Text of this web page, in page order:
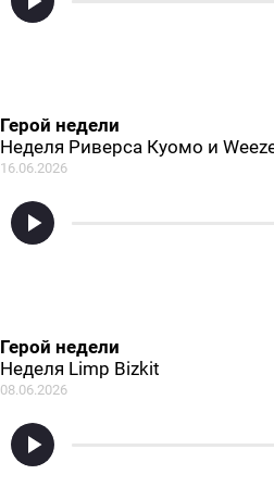
Герой недели
Неделя Риверса Куомо и
16.06.2026
Герой недели
Неделя Limp Bizkit
08.06.2026